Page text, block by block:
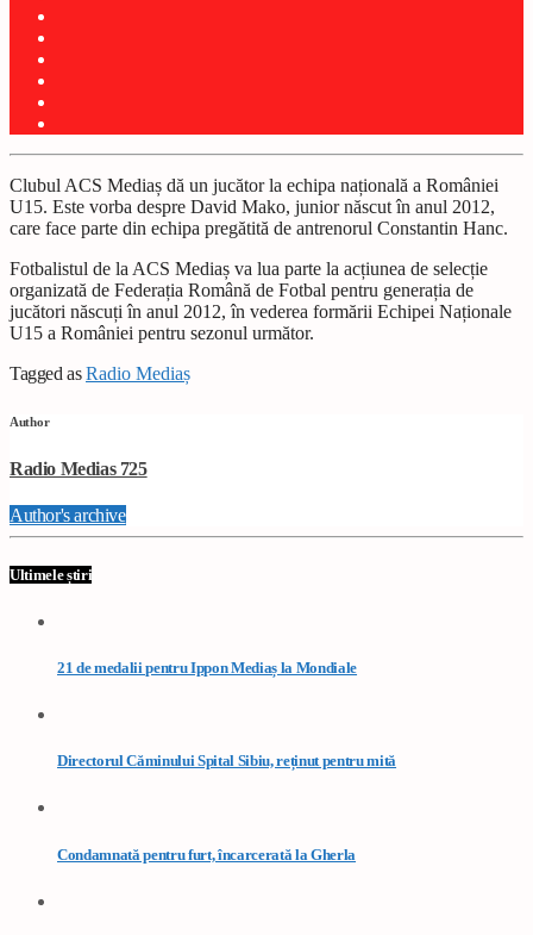
Clubul ACS Mediaș dă un jucător la echipa națională a României
U15. Este vorba despre David Mako, junior născut în anul 2012,
care face parte din echipa pregătită de antrenorul Constantin Hanc.
Fotbalistul de la ACS Mediaș va lua parte la acțiunea de selecție
organizată de Federația Română de Fotbal pentru generația de
jucători născuți în anul 2012, în vederea formării Echipei Naționale
U15 a României pentru sezonul următor.
Tagged asRadio Mediaș
Author
Radio Medias 725
Author's archive
Ultimele știri
21 de medalii pentru Ippon Mediaș la Mondiale
Directorul Căminului Spital Sibiu, reținut pentru mită
Condamnată pentru furt, încarcerată la Gherla